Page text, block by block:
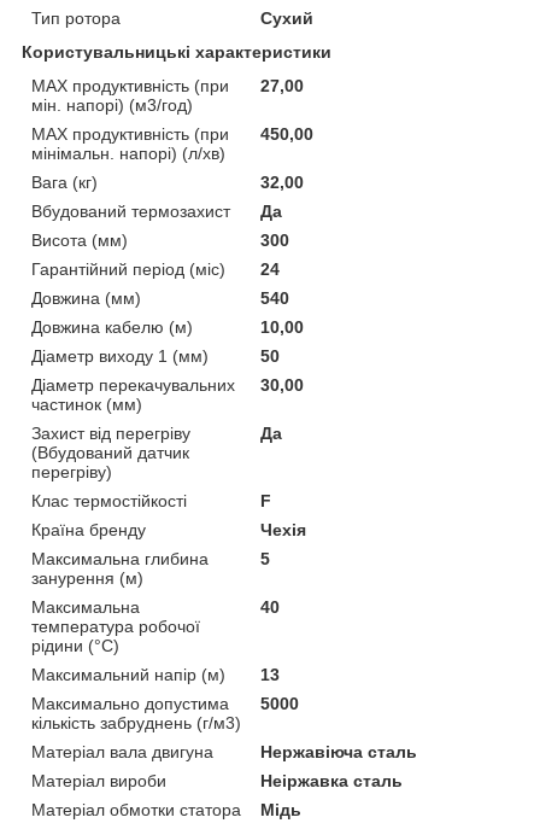
Тип ротора
Сухий
Користувальницькі характеристики
MAX продуктивність (при
мін. напорі) (м3/год)
27,00
MAX продуктивність (при
мінімальн. напорі) (л/хв)
450,00
Вага (кг)
32,00
Вбудований термозахист
Да
Висота (мм)
300
Гарантійний період (міс)
24
Довжина (мм)
540
Довжина кабелю (м)
10,00
Діаметр виходу 1 (мм)
50
Діаметр перекачувальних
частинок (мм)
30,00
Захист від перегріву
(Вбудований датчик
перегріву)
Да
Клас термостійкості
F
Країна бренду
Чехія
Максимальна глибина
занурення (м)
5
Максимальна
температура робочої
рідини (°C)
40
Максимальний напір (м)
13
Максимально допустима
кількість забруднень (г/м3)
5000
Матеріал вала двигуна
Нержавіюча сталь
Матеріал вироби
Неіржавка сталь
Матеріал обмотки статора
Мідь